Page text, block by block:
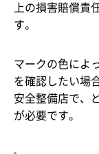
上の損害賠償責
す。
マークの色によ
を確認したい場
安全整備店で、
が必要です。